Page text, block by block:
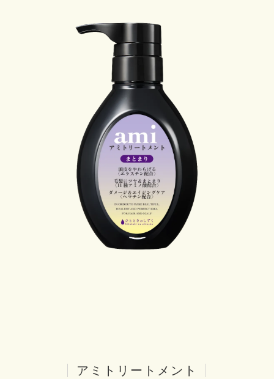
アミトリートメント